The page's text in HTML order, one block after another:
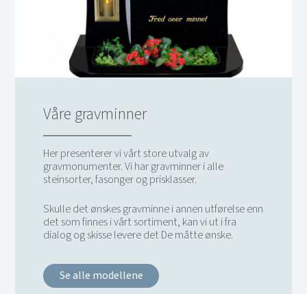
Våre gravminner
Her presenterer vi vårt store utvalg av
gravmonumenter. Vi har gravminner i alle
steinsorter, fasonger og prisklasser.
Skulle det ønskes gravminne i annen utførelse enn
det som finnes i vårt sortiment, kan vi ut i fra
dialog og skisse levere det De måtte ønske.
Se alle modellene